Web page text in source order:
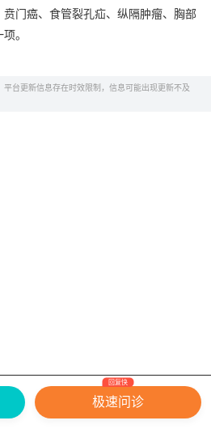
门癌、食管裂孔疝、纵隔肿瘤、胸部
。
台更新信息存在时效限制，信息可能出现更新不及
息举报专区
关于我们
2026 中华康网 版权所有
极速问诊
回复快